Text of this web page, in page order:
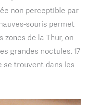
non perceptible par
souris permet
zones de la Thur, on
grandes noctules. 17
se trouvent dans les